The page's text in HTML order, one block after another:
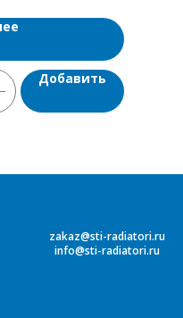
Добавить
zakaz@sti-radiatori.ru
info@sti-radiatori.ru